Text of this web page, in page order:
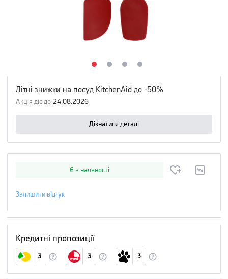
Літні знижки на посуд KitchenAid до -50%
Акція діє до 24.08.2026
Дізнатися деталі
Є в наявності
Залишити відгук
Кредитні пропозиції
3 3 3